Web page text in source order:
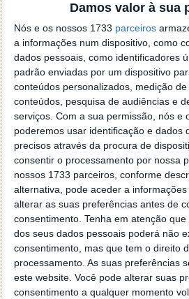
Damos valor à sua
Nós e os nossos 1733 parceiros
a informações num dispositivo, como
dados pessoais, como identificadores
padrão enviadas por um dispositivo
conteúdos personalizados, medição
conteúdos, pesquisa de audiências e
serviços. Com a sua permissão, nós e
poderemos usar identificação e dados
precisos através da procura de
consentir o processamento por nossa
nossos 1733 parceiros, conforme
alternativa, pode aceder a
alterar as suas preferências antes de
consentimento. Tenha em atenção
dos seus dados pessoais poderá não
consentimento, mas que tem o direito
processamento. As suas preferências
este website. Você pode alterar suas
consentimento a qualquer momento
de control tudo e nada. Tou a
tentei apagar o explorer na
firefox mas em vao. Kaso te
agradecido, caso contrario
Responder
Vítor M.
7 de Novembro
@Reporter
Desculpa mas o link funciona.
o MSn Messenger 8.
Responder
Vítor M.
7 de Novembro
@Rui
Tens de encontrar o que te falei.
janela iniciar e no topo dessa
rato faz propriedades. Depois
clica no botão ‘Personalizar’
geral a opção para escolheres o